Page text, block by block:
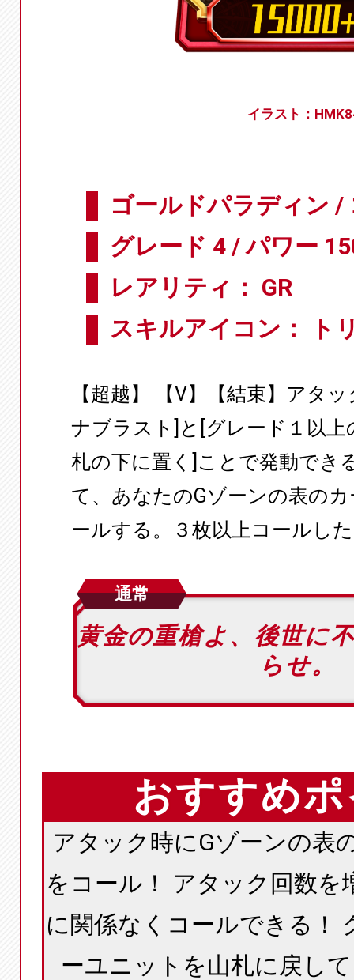
イラスト：
ゴールドパラディン /
グレード 4 / パワー
レアリティ： GR
スキルアイコン： ト
【超越】 【V】【結束】アタ
ナブラスト]と[グレード１以
札の下に置く]ことで発動でき
て、あなたのGゾーンの表の
ールする。３枚以上コールし
通常
黄金の重槍よ、後世に
らせ。
おすすめ
アタック時にGゾーンの表
をコール！ アタック回数
に関係なくコールできる！
ーユニットを山札に戻し